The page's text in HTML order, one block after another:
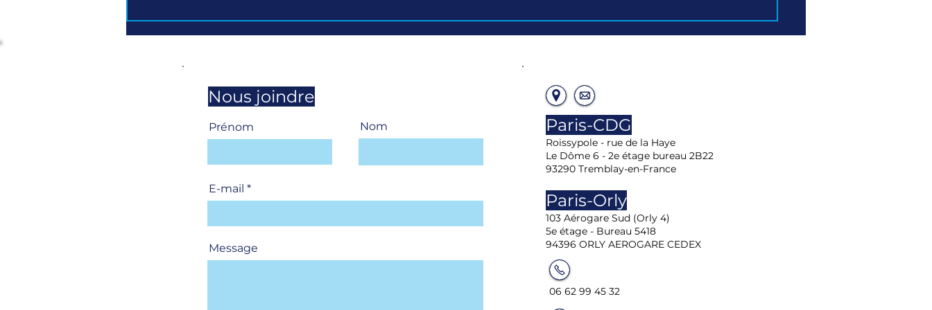
Nous joindre
Prénom Nom
E-mail
Message
Paris-CDG
Roissypole - rue de la Haye
Le Dôme 6 - 2e étage bureau 2B22
93290 Tremblay-en-France
Paris-Orly
103 Aérogare Sud (Orly 4)
5e étage - Bureau 5418
94396 ORLY AEROGARE CEDEX
06 62 99 45 32